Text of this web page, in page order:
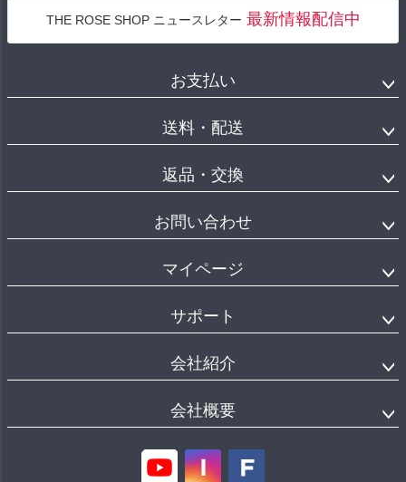
THE ROSE SHOP ニュースレター 最新情報配信中
お支払い
送料・配送
返品・交換
お問い合わせ
マイページ
サポート
会社紹介
会社概要